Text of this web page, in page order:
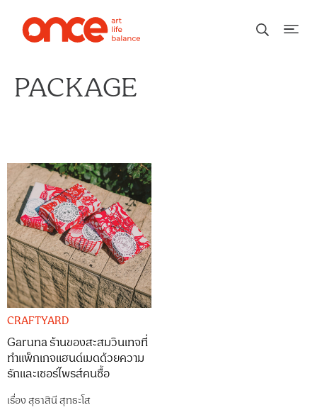
PACKAGE
CRAFTYARD
Garuna ร้านของสะสมวินเทจที่
ทำแพ็กเกจแฮนด์เมดด้วยความ
รักและเซอร์ไพรส์คนซื้อ
เรื่องสุธาสินี สุทธะโส